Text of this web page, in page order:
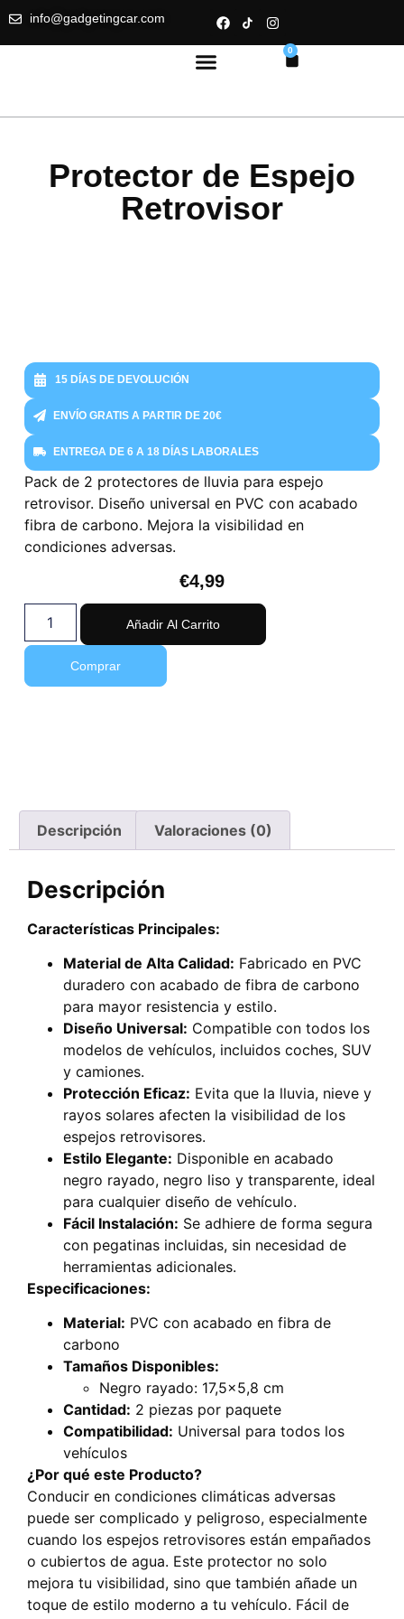
info@gadgetingcar.com
0
Protector de Espejo
Retrovisor
15 DÍAS DE DEVOLUCIÓN
ENVÍO GRATIS A PARTIR DE 20€
ENTREGA DE 6 A 18 DÍAS LABORALES
Pack de 2 protectores de lluvia para espejo
retrovisor. Diseño universal en PVC con acabado
fibra de carbono. Mejora la visibilidad en
condiciones adversas.
€4,99
Añadir Al Carrito
Comprar
Descripción Valoraciones (0)
Descripción
Características Principales:
Material de Alta Calidad: Fabricado en PVC
duradero con acabado de fibra de carbono
para mayor resistencia y estilo.
Diseño Universal: Compatible con todos los
modelos de vehículos, incluidos coches, SUV
y camiones.
Protección Eficaz: Evita que la lluvia, nieve y
rayos solares afecten la visibilidad de los
espejos retrovisores.
Estilo Elegante: Disponible en acabado
negro rayado, negro liso y transparente, ideal
para cualquier diseño de vehículo.
Fácil Instalación: Se adhiere de forma segura
con pegatinas incluidas, sin necesidad de
herramientas adicionales.
Especificaciones:
Material: PVC con acabado en fibra de
carbono
Tamaños Disponibles:
Negro rayado: 17,5×5,8 cm
Cantidad: 2 piezas por paquete
Compatibilidad: Universal para todos los
vehículos
¿Por qué este Producto?
Conducir en condiciones climáticas adversas
puede ser complicado y peligroso, especialmente
cuando los espejos retrovisores están empañados
o cubiertos de agua. Este protector no solo
mejora tu visibilidad, sino que también añade un
toque de estilo moderno a tu vehículo. Fácil de